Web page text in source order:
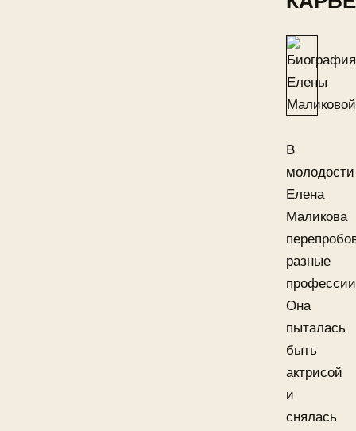
В
молодости
Елена
Маликова
разные
Она
пыталась
быть
актрисой
и
снялась